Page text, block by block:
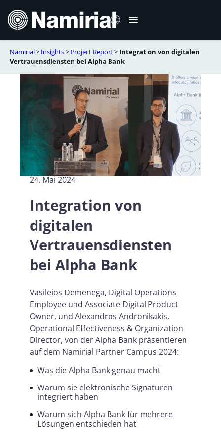
Inhalt
springen
Italiano
Français
Español
Română
Português
Namirial> Insights> Project Report> Integration von digitalen
Vertrauensdiensten bei Alpha Bank
24. Mai 2024
Integration von
digitalen
Vertrauensdiensten
bei Alpha Bank
Vasileios Demenega, Digital Operations
Employee und Associate Digital Product
Owner, und Alexandros Andronikakis,
Operational Effectiveness & Organization
Director, von der Alpha Bank präsentieren
auf dem Namirial Partner Campus 2024:
Was die Alpha Bank genau macht
Warum sie elektronische Signaturen
integriert haben
Warum sich Alpha Bank für mehrere
Lösungen entschieden hat